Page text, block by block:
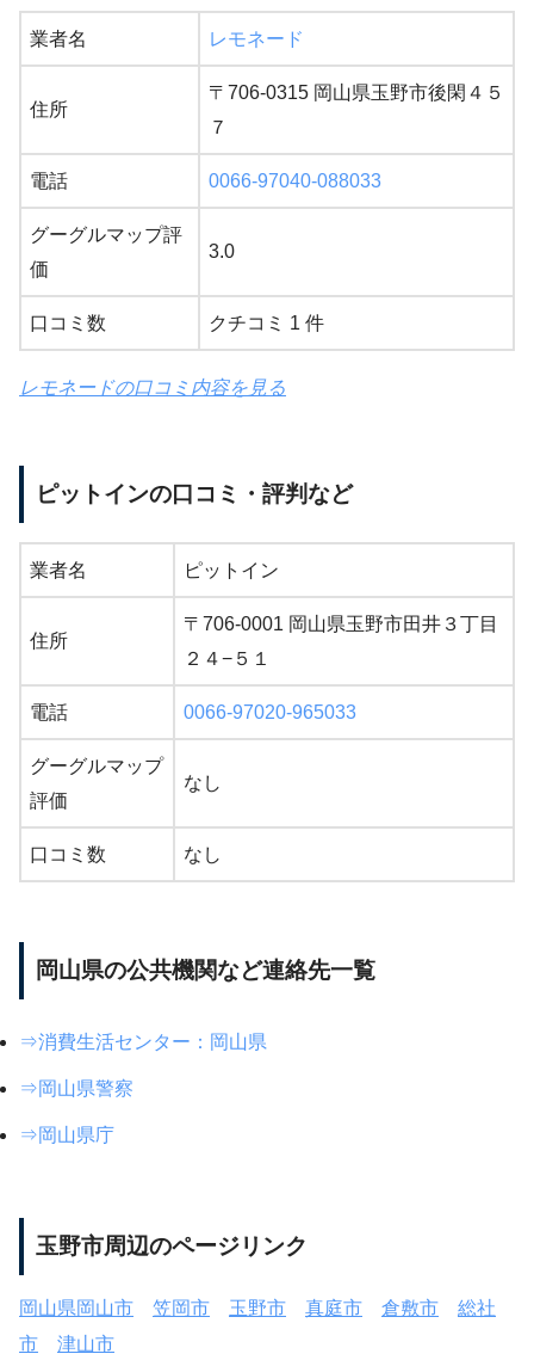
業者名 レモネード
住所
〒706-0315 岡山県玉野市後閑４５
７
電話 0066-97040-088033
グーグルマップ評
価
3.0
口コミ数 クチコミ 1 件
レモネードの口コミ内容を見る
ピットインの口コミ・評判など
業者名 ピットイン
住所
〒706-0001 岡山県玉野市田井３丁目
２４−５１
電話 0066-97020-965033
グーグルマップ
評価
なし
口コミ数 なし
岡山県の公共機関など連絡先一覧
⇒消費生活センター：岡山県
⇒岡山県警察
⇒岡山県庁
玉野市周辺のページリンク
岡山県岡山市 笠岡市 玉野市 真庭市 倉敷市
総社
市
津山市